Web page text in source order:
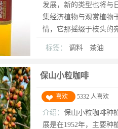
发展，新的类型也将与
集经济植物与观赏植物
情，它那摇缀于枝头的
标签： 调料 茶油
保山小粒咖啡
喜欢 5332 人喜欢
介绍： 保山小粒咖啡种
展是在1952年，主要种